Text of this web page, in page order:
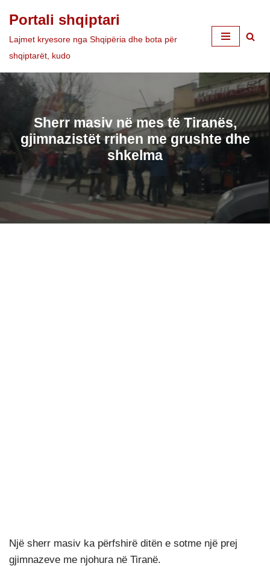
Skip
to
Portali shqiptari
Lajmet kryesore nga Shqipëria dhe bota për
shqiptarët, kudo
Sherr masiv në mes të Tiranës,
gjimnazistët rrihen me grushte dhe
shkelma
Një sherr masiv ka përfshirë ditën e sotme një prej
gjimnazeve me njohura në Tiranë.